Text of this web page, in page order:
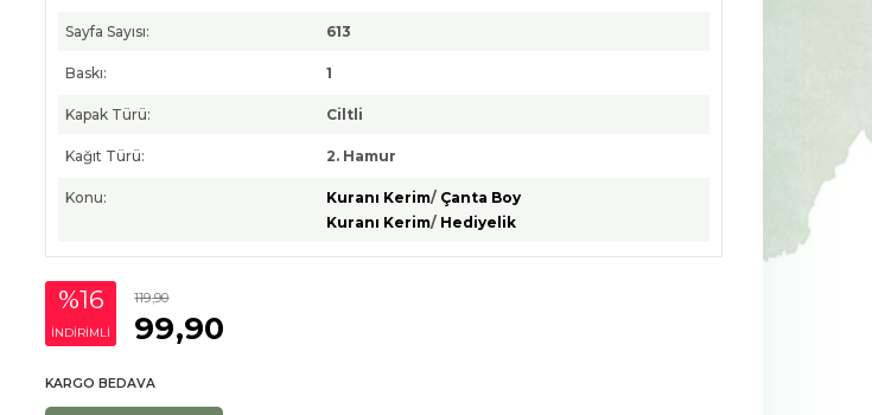
Sayfa Sayısı: 613
Baskı: 1
Kapak Türü: Ciltli
Kağıt Türü: 2. Hamur
Konu: Kuranı Kerim/ Çanta Boy
Kuranı Kerim/ Hediyelik
%16
INDIRIMLI
119,90
99,90
KARGO BEDAVA